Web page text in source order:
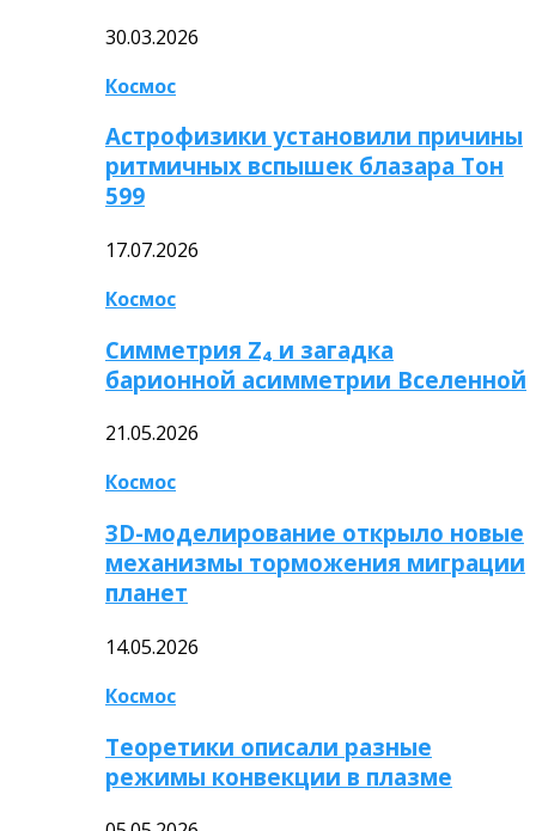
30.03.2026
Космос
Астрофизики установили причины
ритмичных вспышек блазара Тон
599
17.07.2026
Космос
Симметрия Z₄ и загадка
барионной асимметрии Вселенной
21.05.2026
Космос
3D-моделирование открыло новые
механизмы торможения миграции
планет
14.05.2026
Космос
Теоретики описали разные
режимы конвекции в плазме